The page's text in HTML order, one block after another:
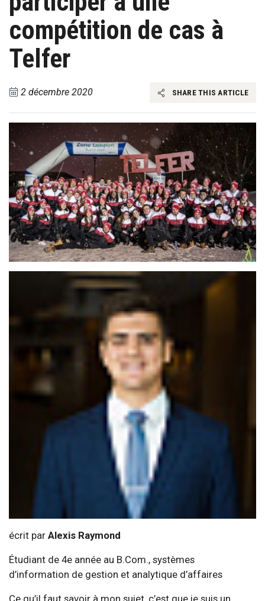
compétition de cas à
Telfer
2 décembre 2020 SHARE THIS ARTICLE
écrit par Alexis Raymond
Étudiant de 4e année au B.Com., systèmes
d’information de gestion et analytique d’affaires
Ce qu’il faut savoir à mon sujet, c’est que je suis un